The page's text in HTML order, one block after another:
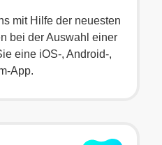
mit Hilfe der neuesten
bei der Auswahl einer
eine iOS-, Android-,
App.